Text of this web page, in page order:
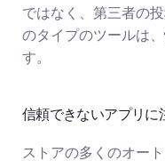
ではなく、第三者の
のタイプのツールは
す。
信頼できないアプリに
ストアの多くのオー